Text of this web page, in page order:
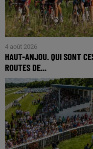
4 août 2026
HAUT-ANJOU. QUI SONT
ROUTES DE...